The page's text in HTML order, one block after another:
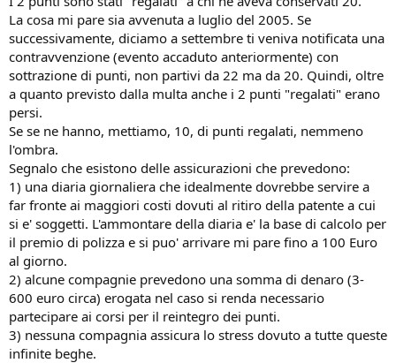
La cosa mi pare sia avvenuta a luglio del 2005. Se
successivamente, diciamo a settembre ti veniva notificata una
contravvenzione (evento accaduto anteriormente) con
sottrazione di punti, non partivi da 22 ma da 20. Quindi, oltre
a quanto previsto dalla multa anche i 2 punti "regalati" erano
persi.
Se se ne hanno, mettiamo, 10, di punti regalati, nemmeno
l'ombra.
Segnalo che esistono delle assicurazioni che prevedono:
1) una diaria giornaliera che idealmente dovrebbe servire a
far fronte ai maggiori costi dovuti al ritiro della patente a cui
si e' soggetti. L'ammontare della diaria e' la base di calcolo per
il premio di polizza e si puo' arrivare mi pare fino a 100 Euro
al giorno.
2) alcune compagnie prevedono una somma di denaro (3-
600 euro circa) erogata nel caso si renda necessario
partecipare ai corsi per il reintegro dei punti.
3) nessuna compagnia assicura lo stress dovuto a tutte queste
infinite beghe.